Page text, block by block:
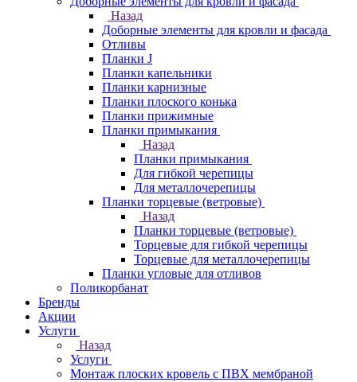
Назад
Доборные элементы для кровли и фасада
Отливы
Планки J
Планки капельники
Планки карнизные
Планки плоского конька
Планки прижимные
Планки примыкания
Назад
Планки примыкания
Для гибкой черепицы
Для металлочерепицы
Планки торцевые (ветровые)
Назад
Планки торцевые (ветровые)
Торцевые для гибкой черепицы
Торцевые для металлочерепицы
Планки угловые для отливов
Поликорбанат
Бренды
Акции
Услуги
Назад
Услуги
Монтаж плоских кровель с ПВХ мембраной